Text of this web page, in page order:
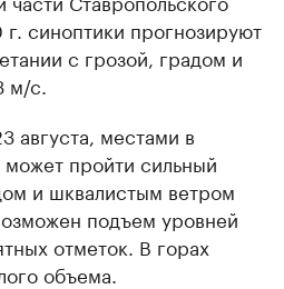
г. синоптики прогнозируют
с грозой, градом и
м/с.
августа, местами в
пройти сильный
и шквалистым ветром
подъем уровней
отметок. В горах
объема.